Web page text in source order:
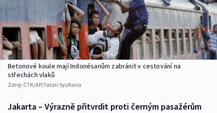
Betonové koule mají Indonésanům zabránit v cestování na
střechách vlaků
Zdroj: ČTK/AP/Tatan Syuflana
Jakarta – Výrazně přitvrdit proti černým pasažérům